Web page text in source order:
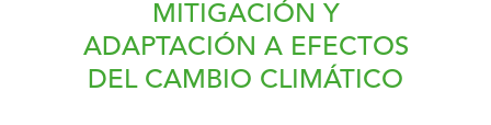
MITIGACIÓN Y
ADAPTACIÓN A EFECTOS
DEL CAMBIO CLIMÁTICO